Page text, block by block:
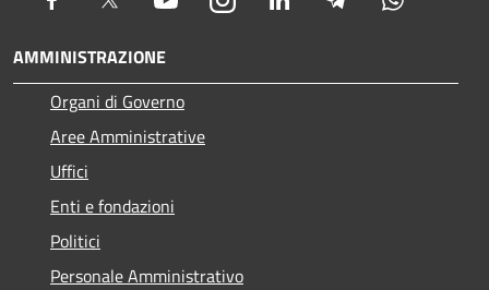
AMMINISTRAZIONE
Organi di Governo
Aree Amministrative
Uffici
Enti e fondazioni
Politici
Personale Amministrativo